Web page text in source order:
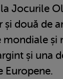
Jocurile
și două de
și
și una
Europene.